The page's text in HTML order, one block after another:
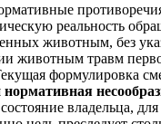
реальность
животным, без
животным травм
формулировка
владельца,